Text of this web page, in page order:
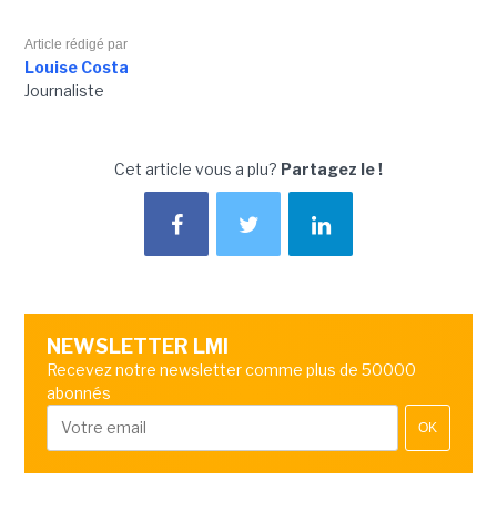
Article rédigé par
Louise Costa
Journaliste
Cet article vous a plu? Partagez le !
NEWSLETTER LMI
Recevez notre newsletter comme plus de 50000
abonnés
OK